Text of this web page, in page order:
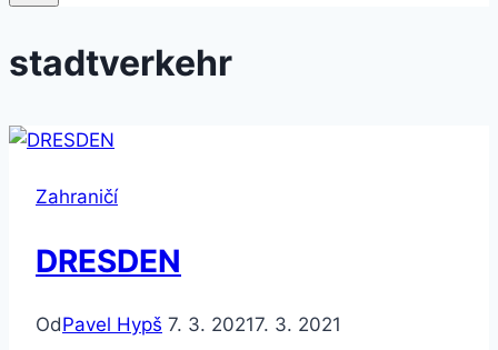
stadtverkehr
Zahraničí
DRESDEN
OdPavel Hypš 7. 3. 20217. 3. 2021